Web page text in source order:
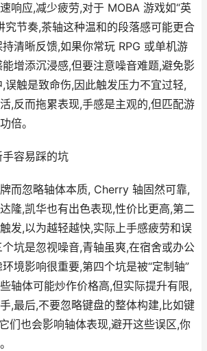
响应,减少疲劳,对于 MOBA 游戏如“英
究节奏,茶轴这种温和的段落感可能更合
清晰反馈,如果你常玩 RPG 或单机游
增添沉浸感,但要注意噪音难题,避免影
误触是致命伤,因此触发压力不宜过轻,
,反而拖累表现,手感是主观的,但匹配游
倍。
容易踩的坑
而忽略轴体本质, Cherry 轴固然可靠,
隆,凯华也有出色表现,性价比更高,第二
发,以为越轻越快,实际上手感疲劳和误
坑是忽视噪音,青轴虽爽,在宿舍或办公
境影响很重要,第四个坑是被“定制轴”
轴体可能炒作价格高,但实际提升有限,
,最后,不要忽略键盘的整体构建,比如键
们也会影响轴体表现,避开这些误区,你